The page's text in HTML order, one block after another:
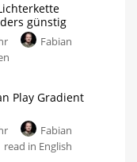
günstig
Fabian
Play Gradient
Fabian
read in English